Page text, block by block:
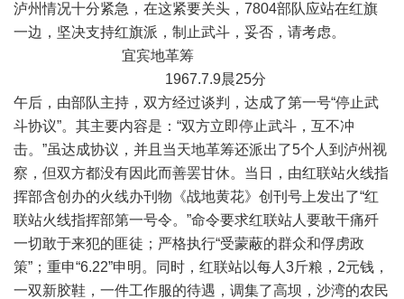
泸州情况十分紧急，在这紧要关头，7804部队应站在红旗
一边，坚决支持红旗派，制止武斗，妥否，请考虑。
宜宾地革筹
1967.7.9晨25分
午后，由部队主持，双方经过谈判，达成了第一号“停止武
斗协议”。其主要内容是：“双方立即停止武斗，互不冲
击。”虽达成协议，并且当天地革筹还派出了5个人到泸州视
察，但双方都没有因此而善罢甘休。当日，由红联站火线指
挥部含创办的火线办刊物《战地黄花》创刊号上发出了“红
联站火线指挥部第一号令。”命令要求红联站人要敢干痛歼
一切敢于来犯的匪徒；严格执行“受蒙蔽的群众和俘虏政
策”；重申“6.22”申明。同时，红联站以每人3斤粮，2元钱，
一双新胶鞋，一件工作服的待遇，调集了高坝，沙湾的农民